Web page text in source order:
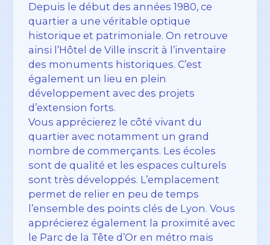
Depuis le début des années 1980, ce
quartier a une véritable optique
historique et patrimoniale. On retrouve
ainsi l’Hôtel de Ville inscrit à l’inventaire
des monuments historiques. C’est
également un lieu en plein
développement avec des projets
d’extension forts.
Vous apprécierez le côté vivant du
quartier avec notamment un grand
nombre de commerçants. Les écoles
sont de qualité et les espaces culturels
sont très développés. L’emplacement
permet de relier en peu de temps
l’ensemble des points clés de Lyon. Vous
apprécierez également la proximité avec
le Parc de la Tête d’Or en métro mais